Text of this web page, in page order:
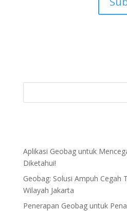
Aplikasi Geobag untuk
Diketahui!
Geobag: Solusi Ampuh Cegah
Wilayah Jakarta
Penerapan Geobag untuk